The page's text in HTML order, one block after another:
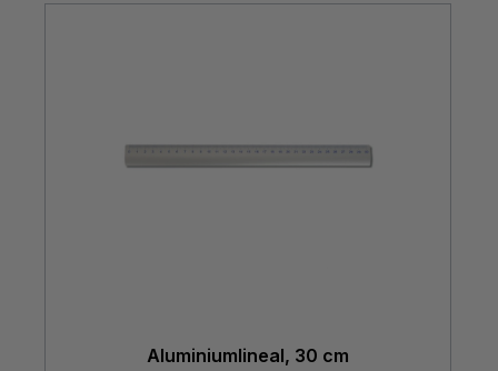
Aluminiumlineal, 30 cm